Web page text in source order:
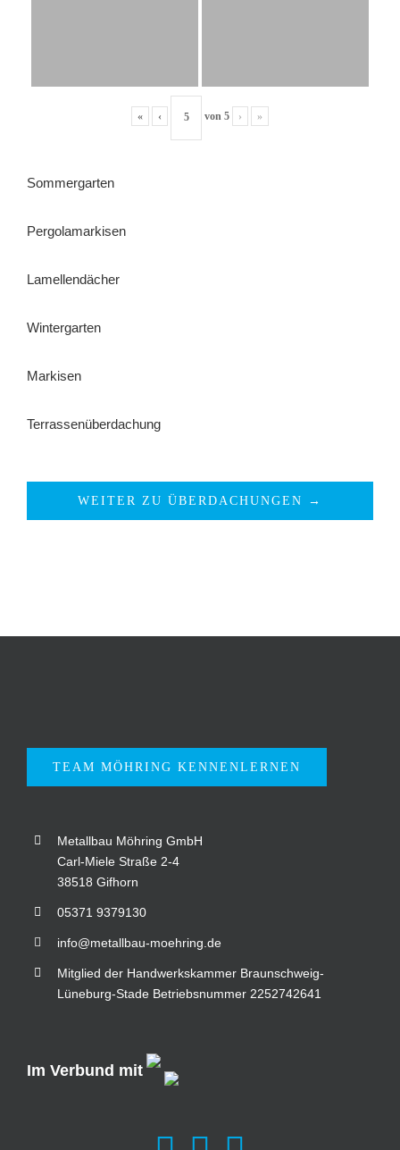
« ‹ von 5 › »
Sommergarten
Pergolamarkisen
Lamellendächer
Wintergarten
Markisen
Terrassenüberdachung
WEITER ZU ÜBERDACHUNGEN →
TEAM MÖHRING KENNENLERNEN
Metallbau Möhring GmbH
Carl-Miele Straße 2-4
38518 Gifhorn
05371 9379130
info@metallbau-moehring.de
Mitglied der Handwerkskammer Braunschweig-
Lüneburg-Stade Betriebsnummer 2252742641
Im Verbund mit